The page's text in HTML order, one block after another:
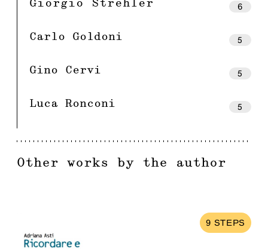
Giorgio Strehler 6
Carlo Goldoni 5
Gino Cervi 5
Luca Ronconi 5
Other works by the author
9 STEPS